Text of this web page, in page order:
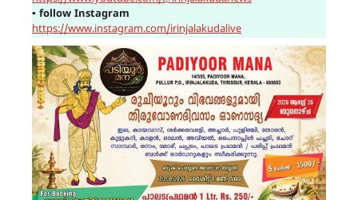
▪ follow Instagram
https://www.instagram.com/irinjalakudalive